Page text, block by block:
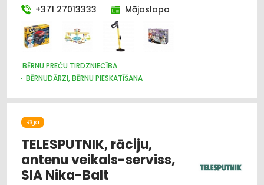
+371 27013333 Mājaslapa
BĒRNU PREČU TIRDZNIECĪBA
BĒRNUDĀRZI, BĒRNU PIESKATĪŠANA
BĒRNU UN JAUNIEŠU BRĪVĀ LAIKA ORGANIZĒŠANA, NOMETNES
SPORTA ORGANIZĀCIJAS
SPORTA UN TŪRISMA PREČU TIRDZNIECĪBA
SPORTA UN TŪRISMA PREČU VAIRUMTIRDZNIECĪBA
MEDICĪNISKĀ PALĪDZĪBA: REHABILITĀCIJA
IZGLĪTĪBA: VISPĀRĒJĀ
Rīga
TELESPUTNIK, rāciju,
antenu veikals-serviss,
SIA Nika-Balt